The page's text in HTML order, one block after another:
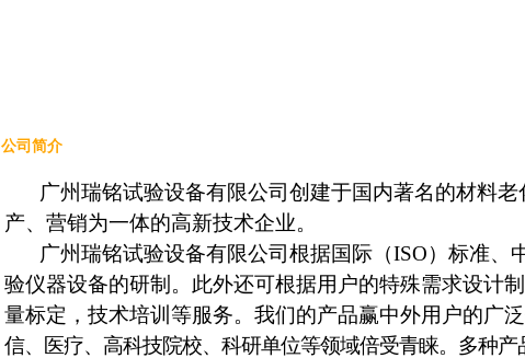
公司简介
广州瑞铭试验设备有限公司创建于国内著名的材料
产、营销为一体的高新技术企业。
广州瑞铭试验设备有限公司根据国际（ISO）标准、
验仪器设备的研制。此外还可根据用 户的特殊需求设计
量标定，技术培训等服务。我们的产品赢中外用户的广泛
信、医疗、高科技院校、科研单位等领域倍受青睐。多种产